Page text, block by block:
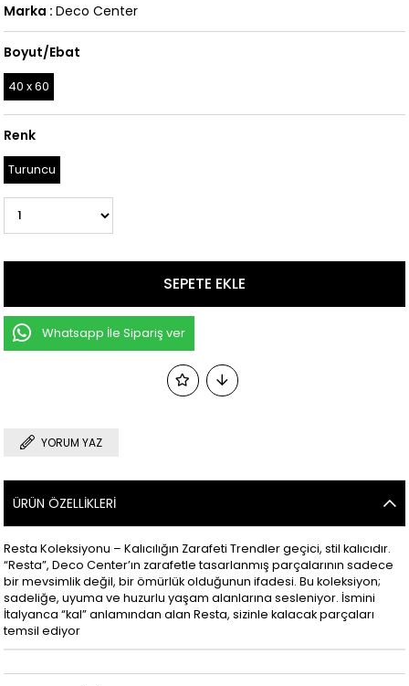
Marka : Deco Center
Boyut/Ebat
40 x 60
Renk
Turuncu
Whatsapp İle Sipariş ver
YORUM YAZ
ÜRÜN ÖZELLIKLERI
Resta Koleksiyonu – Kalıcılığın Zarafeti Trendler geçici, stil kalıcıdır.
“Resta”, Deco Center’ın zarafetle tasarlanmış parçalarının sadece
bir mevsimlik değil, bir ömürlük olduğunun ifadesi. Bu koleksiyon;
sadeliğe, uyuma ve huzurlu yaşam alanlarına sesleniyor. İsmini
İtalyanca “kal” anlamından alan Resta, sizinle kalacak parçaları
temsil ediyor